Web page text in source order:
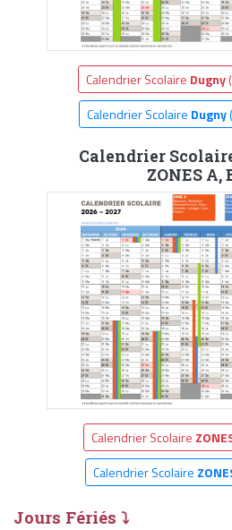
Calendrier Scolaire Dugny
Calendrier Scolaire Dugny
Calendrier
ZONES A,
Calendrier Scolaire
Calendrier Scolaire
Jours Fériés ⤵